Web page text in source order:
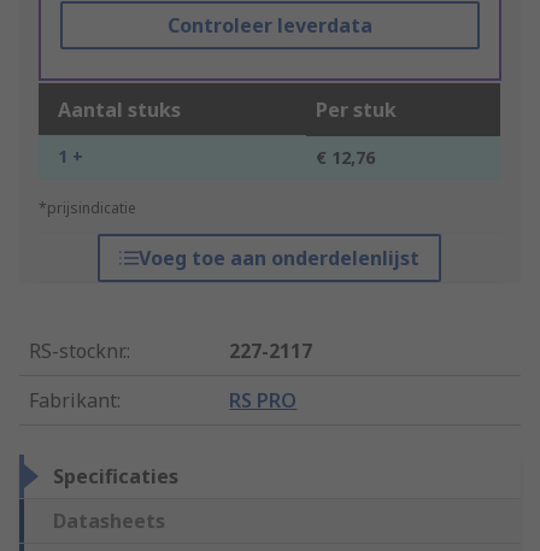
Controleer leverdata
Aantal stuks Per stuk
1 + € 12,76
*prijsindicatie
Voeg toe aan onderdelenlijst
RS-stocknr.:
227-2117
Fabrikant: RS PRO
Specificaties
Datasheets